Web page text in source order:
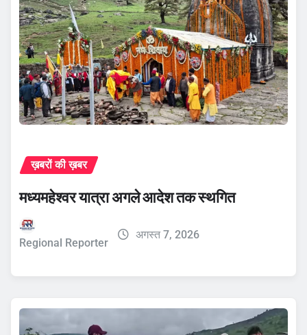
ख़बरों की ख़बर
मध्यमहेश्वर यात्रा अगले आदेश तक स्थगित
Regional Reporter
अगस्त 7, 2026